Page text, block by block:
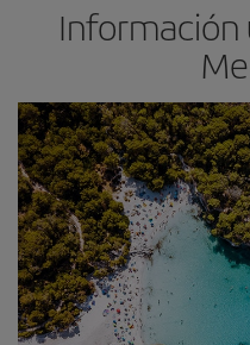
Información